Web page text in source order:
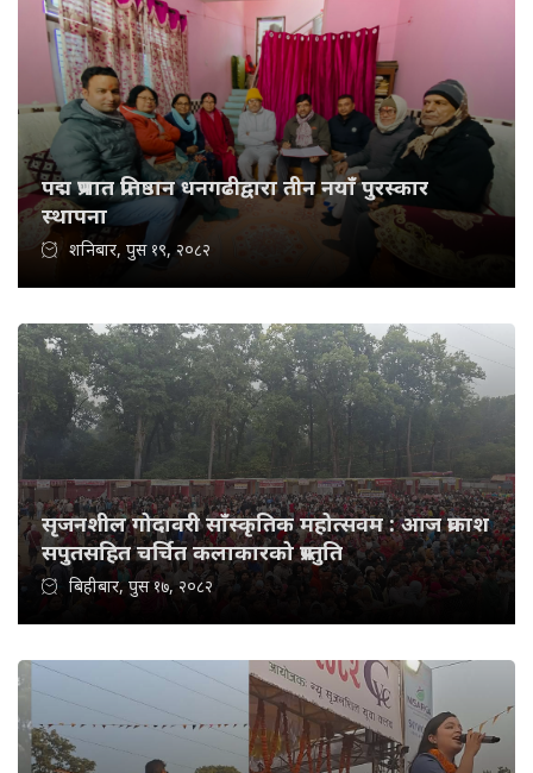
पद्म प्रभात प्रतिष्ठान धनगढीद्वारा तीन नयाँ पुरस्कार
स्थापना
शनिबार, पुस १९, २०८२
सृजनशील गोदावरी साँस्कृतिक महोत्सवम : आज प्रकाश
सपुतसहित चर्चित कलाकारको प्रस्तुति
बिहीबार, पुस १७, २०८२